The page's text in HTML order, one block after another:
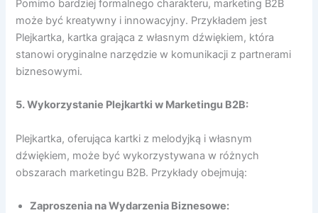
Pomimo bardziej formalnego charakteru, marketing B2B
może być kreatywny i innowacyjny. Przykładem jest
Plejkartka, kartka grająca z własnym dźwiękiem, która
stanowi oryginalne narzędzie w komunikacji z partnerami
biznesowymi.
5. Wykorzystanie Plejkartki w Marketingu B2B:
Plejkartka, oferująca kartki z melodyjką i własnym
dźwiękiem, może być wykorzystywana w różnych
obszarach marketingu B2B. Przykłady obejmują:
Zaproszenia na Wydarzenia Biznesowe: